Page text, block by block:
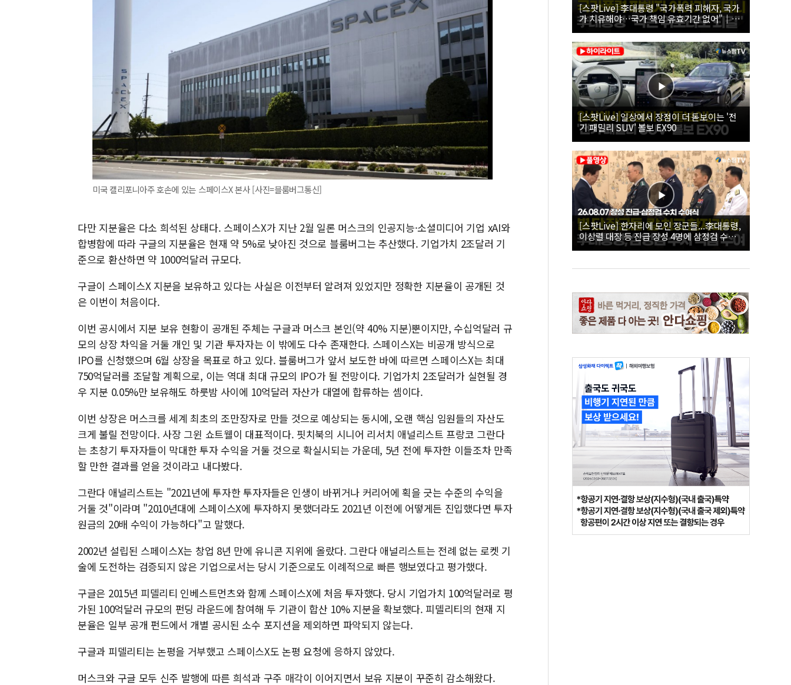
미국 캘리포니아주 호손에 있는 스페이스X 본사 [사진=블룸버그통신]
다만 지분율은 다소 희석된 상태다. 스페이스X가 지난 2월 일론 머스크의 인공지능·소셜미디어 기업 xAI와
합병함에 따라 구글의 지분율은 현재 약 5%로 낮아진 것으로 블룸버그는 추산했다. 기업가치 2조달러 기
준으로 환산하면 약 1000억달러 규모다.
구글이 스페이스X 지분을 보유하고 있다는 사실은 이전부터 알려져 있었지만 정확한 지분율이 공개된 것
은 이번이 처음이다.
이번 공시에서 지분 보유 현황이 공개된 주체는 구글과 머스크 본인(약 40% 지분)뿐이지만, 수십억달러 규
모의 상장 차익을 거둘 개인 및 기관 투자자는 이 밖에도 다수 존재한다. 스페이스X는 비공개 방식으로
IPO를 신청했으며 6월 상장을 목표로 하고 있다. 블룸버그가 앞서 보도한 바에 따르면 스페이스X는 최대
750억달러를 조달할 계획으로, 이는 역대 최대 규모의 IPO가 될 전망이다. 기업가치 2조달러가 실현될 경
우 지분 0.05%만 보유해도 하룻밤 사이에 10억달러 자산가 대열에 합류하는 셈이다.
이번 상장은 머스크를 세계 최초의 조만장자로 만들 것으로 예상되는 동시에, 오랜 핵심 임원들의 자산도
크게 불릴 전망이다. 사장 그윈 쇼트웰이 대표적이다. 핏치북의 시니어 리서치 애널리스트 프랑코 그란다
는 초창기 투자자들이 막대한 투자 수익을 거둘 것으로 확실시되는 가운데, 5년 전에 투자한 이들조차 만족
할 만한 결과를 얻을 것이라고 내다봤다.
그란다 애널리스트는 "2021년에 투자한 투자자들은 인생이 바뀌거나 커리어에 획을 긋는 수준의 수익을
거둘 것"이라며 "2010년대에 스페이스X에 투자하지 못했더라도 2021년 이전에 어떻게든 진입했다면 투자
원금의 20배 수익이 가능하다"고 말했다.
2002년 설립된 스페이스X는 창업 8년 만에 유니콘 지위에 올랐다. 그란다 애널리스트는 전례 없는 로켓 기
술에 도전하는 검증되지 않은 기업으로서는 당시 기준으로도 이례적으로 빠른 행보였다고 평가했다.
구글은 2015년 피델리티 인베스트먼츠와 함께 스페이스X에 처음 투자했다. 당시 기업가치 100억달러로 평
가된 100억달러 규모의 펀딩 라운드에 참여해 두 기관이 합산 10% 지분을 확보했다. 피델리티의 현재 지
분율은 일부 공개 펀드에서 개별 공시된 소수 포지션을 제외하면 파악되지 않는다.
구글과 피델리티는 논평을 거부했고 스페이스X도 논평 요청에 응하지 않았다.
머스크와 구글 모두 신주 발행에 따른 희석과 구주 매각이 이어지면서 보유 지분이 꾸준히 감소해왔다.
[스팟Live] 李대통령 "국가폭력 피해자, 국가
가 치유해야…국가 책임 유효기간 없어"｜
26.08.07 국가폭력 피해자 위로 오찬
[스팟Live] 일상에서 장점이 더 돋보이는 '전
기 패밀리 SUV' 볼보 EX90
[스팟Live] 한자리에 모인 장군들...李대통령,
이상렬 대장 등 진급 장성 4명에 삼정검 수치
직접 수여｜26.08.07 장성 진급·삼정검 수치